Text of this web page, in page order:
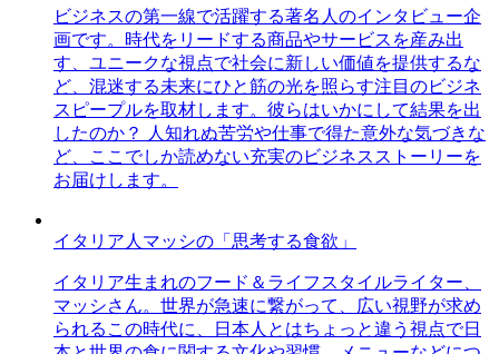
ビジネスの第一線で活躍する著名人のインタビュー企
画です。時代をリードする商品やサービスを産み出
す、ユニークな視点で社会に新しい価値を提供するな
ど、混迷する未来にひと筋の光を照らす注目のビジネ
スピープルを取材します。彼らはいかにして結果を出
したのか？ 人知れぬ苦労や仕事で得た意外な気づきな
ど、ここでしか読めない充実のビジネスストーリーを
お届けします。
イタリア人マッシの「思考する食欲」
イタリア生まれのフード＆ライフスタイルライター、
マッシさん。世界が急速に繋がって、広い視野が求め
られるこの時代に、日本人とはちょっと違う視点で日